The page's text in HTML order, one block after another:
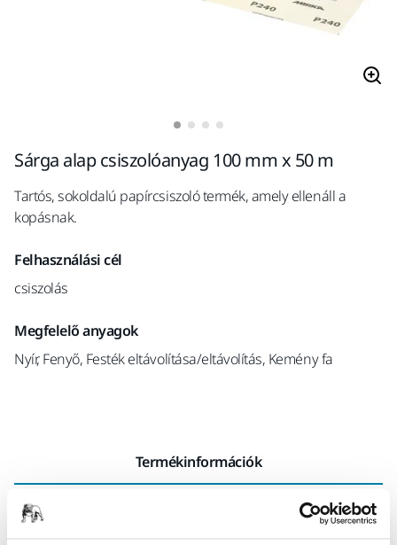
Sárga alap csiszolóanyag 100 mm x 50 m
Tartós, sokoldalú papírcsiszoló termék, amely ellenáll a
kopásnak.
Felhasználási cél
csiszolás
Megfelelő anyagok
Nyír, Fenyő, Festék eltávolítása/eltávolítás, Kemény fa
Termékinformációk